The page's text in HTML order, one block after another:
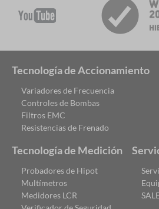
Tecnología de Accionamiento
Variadores de Frecuencia
Controles de Bombas
Filtros EMC
Resistencias de Frenado
Tecnología de Medición
Probadores de Hipot
Multímetros
Medidores LCR